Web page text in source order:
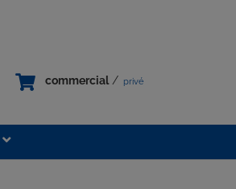
commercial / privé